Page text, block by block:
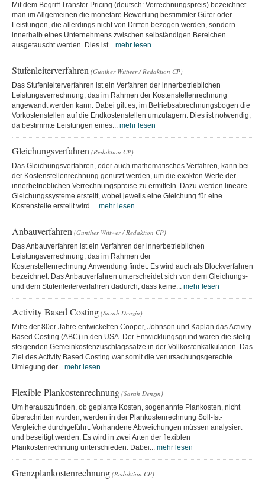
Mit dem Begriff Transfer Pricing (deutsch: Verrechnungspreis) bezeichnet
man im Allgemeinen die monetäre Bewertung bestimmter Güter oder
Leistungen, die allerdings nicht von Dritten bezogen werden, sondern
innerhalb eines Unternehmens zwischen selbständigen Bereichen
ausgetauscht werden. Dies ist... mehr lesen
Stufenleiterverfahren (Günther Wittwer / Redaktion CP)
Das Stufenleiterverfahren ist ein Verfahren der innerbetrieblichen
Leistungsverrechnung, das im Rahmen der Kostenstellenrechnung
angewandt werden kann. Dabei gilt es, im Betriebsabrechnungsbogen die
Vorkostenstellen auf die Endkostenstellen umzulagern. Dies ist notwendig,
da bestimmte Leistungen eines... mehr lesen
Gleichungsverfahren (Redaktion CP)
Das Gleichungsverfahren, oder auch mathematisches Verfahren, kann bei
der Kostenstellenrechnung genutzt werden, um die exakten Werte der
innerbetrieblichen Verrechnungspreise zu ermitteln. Dazu werden lineare
Gleichungssysteme erstellt, wobei jeweils eine Gleichung für eine
Kostenstelle erstellt wird.... mehr lesen
Anbauverfahren (Günther Wittwer / Redaktion CP)
Das Anbauverfahren ist ein Verfahren der innerbetrieblichen
Leistungsverrechnung, das im Rahmen der
Kostenstellenrechnung Anwendung findet. Es wird auch als Blockverfahren
bezeichnet. Das Anbauverfahren unterscheidet sich von dem Gleichungs-
und dem Stufenleiterverfahren dadurch, dass keine... mehr lesen
Activity Based Costing (Sarah Denzin)
Mitte der 80er Jahre entwickelten Cooper, Johnson und Kaplan das Activity
Based Costing (ABC) in den USA. Der Entwicklungsgrund waren die stetig
steigenden Gemeinkostenzuschlagssätze in der Vollkostenkalkulation. Das
Ziel des Activity Based Costing war somit die verursachungsgerechte
Umlegung der... mehr lesen
Flexible Plankostenrechnung (Sarah Denzin)
Um herauszufinden, ob geplante Kosten, sogenannte Plankosten, nicht
überschritten wurden, werden in der Plankostenrechnung Soll-Ist-
Vergleiche durchgeführt. Vorhandene Abweichungen müssen analysiert
und beseitigt werden. Es wird in zwei Arten der flexiblen
Plankostenrechnung unterschieden: Dabei... mehr lesen
Grenzplankostenrechnung (Redaktion CP)